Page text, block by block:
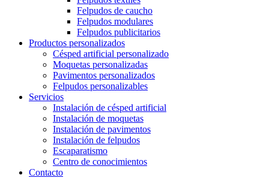
Felpudos de caucho
Felpudos modulares
Felpudos publicitarios
Productos personalizados
Césped artificial personalizado
Moquetas personalizadas
Pavimentos personalizados
Felpudos personalizables
Servicios
Instalación de césped artificial
Instalación de moquetas
Instalación de pavimentos
Instalación de felpudos
Escaparatismo
Centro de conocimientos
Contacto